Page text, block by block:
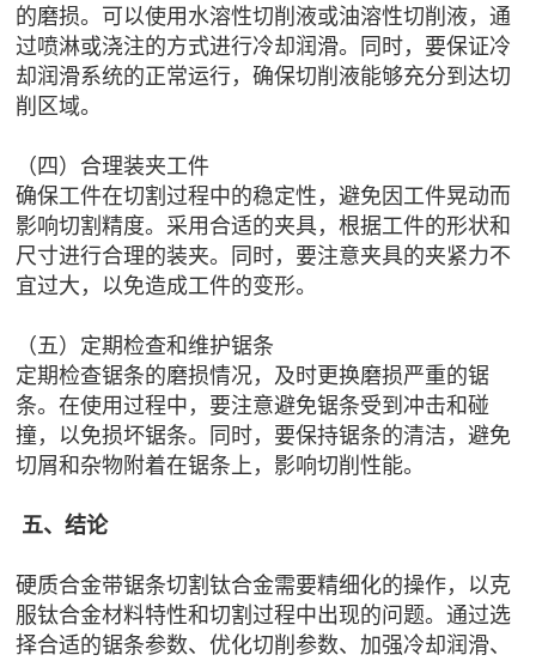
的磨损。可以使用水溶性切削液或油溶性切削液，通
过喷淋或浇注的方式进行冷却润滑。同时，要保证冷
却润滑系统的正常运行，确保切削液能够充分到达切
削区域。
（四）合理装夹工件
确保工件在切割过程中的稳定性，避免因工件晃动而
影响切割精度。采用合适的夹具，根据工件的形状和
尺寸进行合理的装夹。同时，要注意夹具的夹紧力不
宜过大，以免造成工件的变形。
（五）定期检查和维护锯条
定期检查锯条的磨损情况，及时更换磨损严重的锯
条。在使用过程中，要注意避免锯条受到冲击和碰
撞，以免损坏锯条。同时，要保持锯条的清洁，避免
切屑和杂物附着在锯条上，影响切削性能。
五、结论
硬质合金带锯条切割钛合金需要精细化的操作，以克
服钛合金材料特性和切割过程中出现的问题。通过选
择合适的锯条参数、优化切削参数、加强冷却润滑、